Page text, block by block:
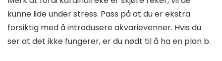
kunne lide under stress. Pass på at du er ekstra
forsiktig med å introdusere akvarievenner. Hvis du
ser at det ikke fungerer, er du nødt til å ha en plan b.